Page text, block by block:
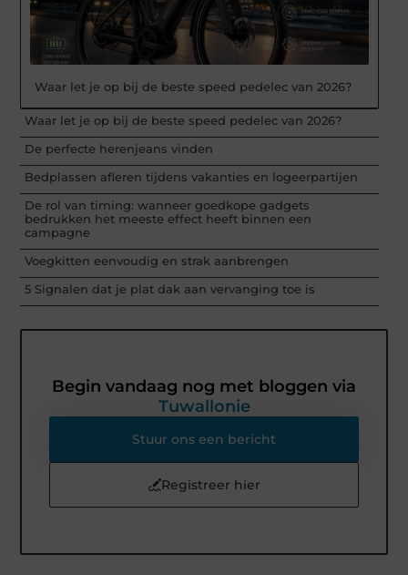
Waar let je op bij de beste speed pedelec van 2026?
Waar let je op bij de beste speed pedelec van 2026?
De perfecte herenjeans vinden
Bedplassen afleren tijdens vakanties en logeerpartijen
De rol van timing: wanneer goedkope gadgets
bedrukken het meeste effect heeft binnen een
campagne
Voegkitten eenvoudig en strak aanbrengen
5 Signalen dat je plat dak aan vervanging toe is
Begin vandaag nog met bloggen via
Tuwallonie
Stuur ons een bericht
Registreer hier